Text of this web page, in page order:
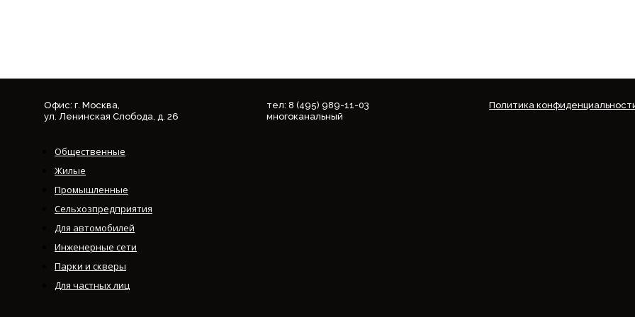
Офис: г. Москва,
ул. Ленинская Слобода, д. 26
тел: 8 (495) 989-11-03
многоканальный
Политика
Общественные
Жилые
Промышленные
Сельхозпредприятия
Для автомобилей
Инженерные сети
Парки и скверы
Для частных лиц